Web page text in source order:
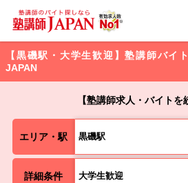
【黒磯駅・大学生歓迎】塾講師バイ
JAPAN
【塾講師求人・バイトを
エリア・駅 黒磯駅
詳細条件 大学生歓迎